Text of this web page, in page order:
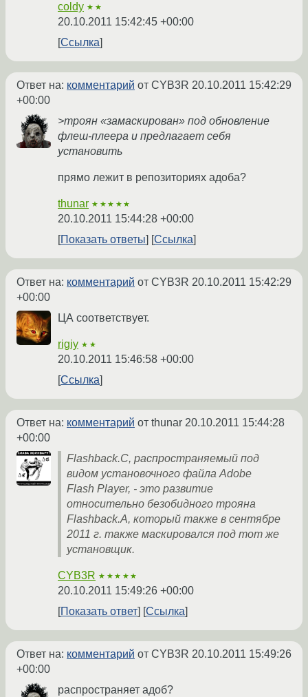
coldy ★★
20.10.2011 15:42:45 +00:00
Ссылка
Ответ на: комментарий от CYB3R 20.10.2011 15:42:29
+00:00
>троян «замаскирован» под обновление
флеш-плеера и предлагает себя
установить
прямо лежит в репозиториях адоба?
thunar ★★★★★
20.10.2011 15:44:28 +00:00
Показать ответы
Ссылка
Ответ на: комментарий от CYB3R 20.10.2011 15:42:29
+00:00
ЦА соответствует.
rigiy ★★
20.10.2011 15:46:58 +00:00
Ссылка
Ответ на: комментарий от thunar 20.10.2011 15:44:28
+00:00
Flashback.C, распространяемый под
видом установочного файла Adobe
Flash Player, - это развитие
относительно безобидного трояна
Flashback.A, который также в сентябре
2011 г. также маскировался под тот же
установщик.
CYB3R ★★★★★
20.10.2011 15:49:26 +00:00
Показать ответ
Ссылка
Ответ на: комментарий от CYB3R 20.10.2011 15:49:26
+00:00
распространяет адоб?